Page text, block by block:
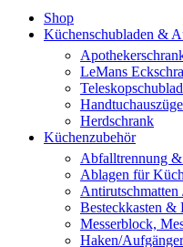
Shop
Küchenschubladen &
LeMans
Herdschrank
Küchenzubehör
Abfalltrennung
Ablagen für
Antirutschmatten
Besteckkasten &
Messerblock,
Haken/